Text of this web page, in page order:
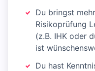
Du bringst
Risikoprüfung
(z.B. IHK oder
ist
Du hast